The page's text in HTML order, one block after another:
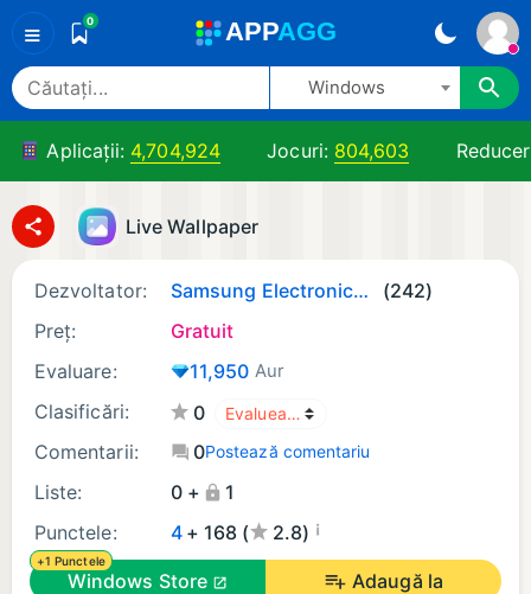
≡ 0 APPAGG
Windows
Aplicații: 4,704,924 Jocuri: 804,603
Live Wallpaper
Dezvoltator: Samsung Electronics Co. Ltd.
(242)
Preț:
Gratuit
Evaluare:
11,950 Aur
Clasificări:
0
Comentarii:
0Postează comentariu
Liste: 0 +
1
Punctele:
4 + 168 ( 2.8) ¡
+1 Punctele
Windows Store Adaugă la